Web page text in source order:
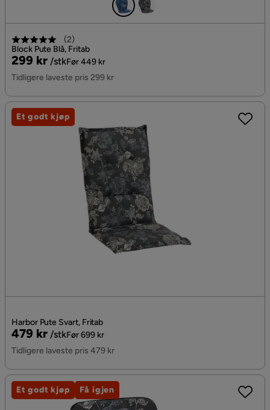
(2)
Block Pute Blå, Fritab
Pris
299 kr /stk
Original
Pris
Før 449 kr
Tidligere laveste pris 299 kr
Harbor Pute Svart, Fritab
Pris
479 kr /stk
Original
Pris
Før 699 kr
Tidligere laveste pris 479 kr
Et godt kjøp
Et godt kjøp Få igjen